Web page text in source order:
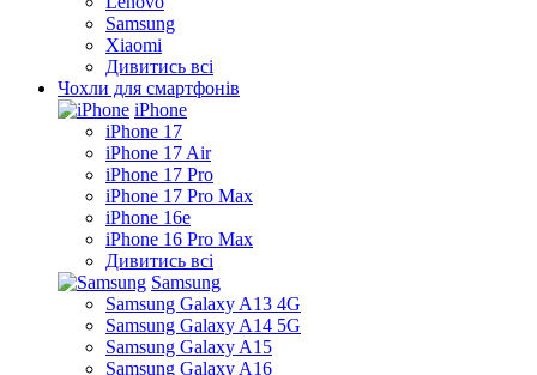
Samsung
Xiaomi
Дивитись всі
Чохли для смартфонів
iPhone
iPhone 17
iPhone 17 Air
iPhone 17 Pro
iPhone 17 Pro Max
iPhone 16e
iPhone 16 Pro Max
Дивитись всі
Samsung
Samsung Galaxy A13 4G
Samsung Galaxy A14 5G
Samsung Galaxy A15
Samsung Galaxy A16